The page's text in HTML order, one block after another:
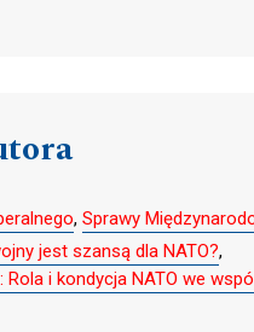
, Sprawy
jest szansą dla NATO?,
i kondycja NATO we